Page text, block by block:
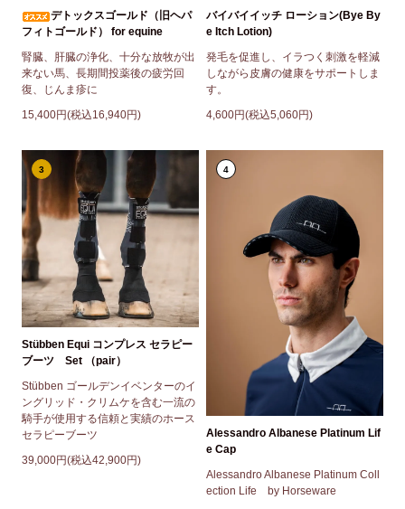
デトックスゴールド（旧ヘパ
フィトゴールド） for equine
腎臓、肝臓の浄化、十分な放牧が出
来ない馬、長期間投薬後の疲労回
復、じんま疹に
15,400円(税込16,940円)
バイバイイッチ ローション(Bye By
e Itch Lotion)
発毛を促進し、イラつく刺激を軽減
しながら皮膚の健康をサポートしま
す。
4,600円(税込5,060円)
3
Stübben Equi コンプレス セラピー
ブーツ Set （pair）
Stübben ゴールデンイベンターのイ
ングリッド・クリムケを含む一流の
騎手が使用する信頼と実績のホース
セラピーブーツ
39,000円(税込42,900円)
4
Alessandro Albanese Platinum Lif
e Cap
Alessandro Albanese Platinum Coll
ection Life by Horseware